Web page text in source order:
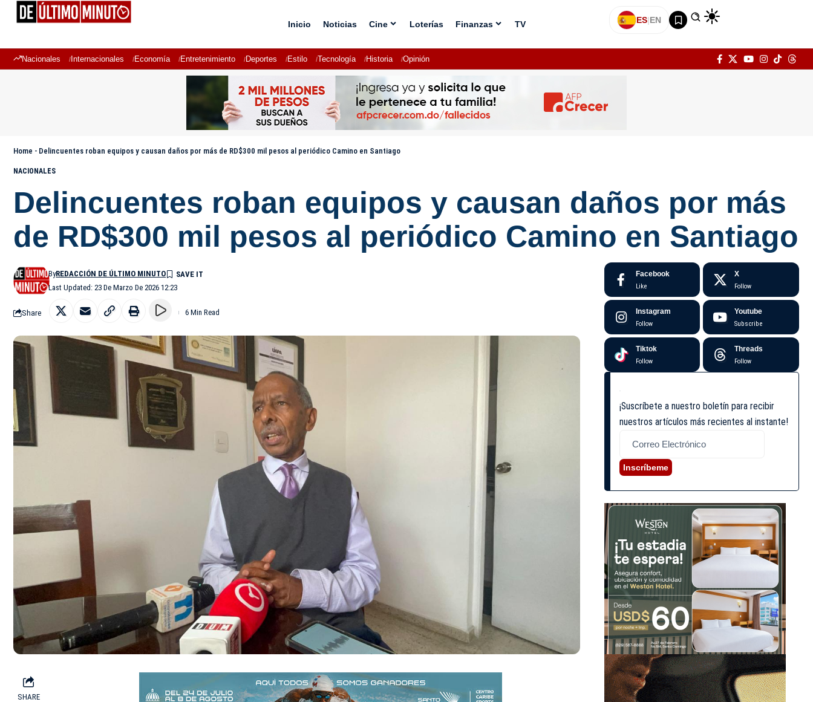
Inicio Noticias Cine Loterías Finanzas TV ES|EN
Nacionales Internacionales Economía Entretenimiento Deportes Estilo Tecnología Historia Opinión
Home - Delincuentes roban equipos y causan daños por más de RD$300 mil pesos al periódico Camino en Santiago
NACIONALES
Delincuentes roban equipos y causan daños por más
de RD$300 mil pesos al periódico Camino en Santiago
Last Updated: 23 De Marzo De 2026 12:23
ByREDACCIÓN DE ÚLTIMO MINUTO
Share 6 Min Read
SHARE
Facebook
Like
X
Follow
Instagram
Follow
Youtube
Subscribe
Tiktok
Follow
Threads
Follow
¡Suscríbete a nuestro boletín para recibir
nuestros artículos más recientes al instante!
Inscríbeme